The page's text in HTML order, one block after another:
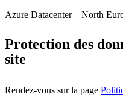
Azure Datacenter – North
Protection des
site
Rendez-vous sur la page